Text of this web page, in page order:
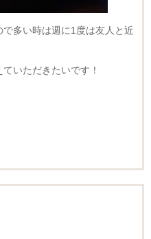
多い時は週に1度は友人と近
いただきたいです！